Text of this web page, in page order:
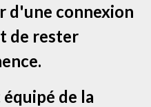
d'une connexion
de rester
de la